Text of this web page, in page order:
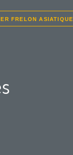
FRELON ASIATIQUE